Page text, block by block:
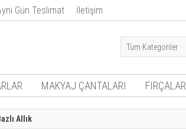
Gün Teslimat İletişim
MAKYAJ ÇANTALARI FIRÇALAR
Allık